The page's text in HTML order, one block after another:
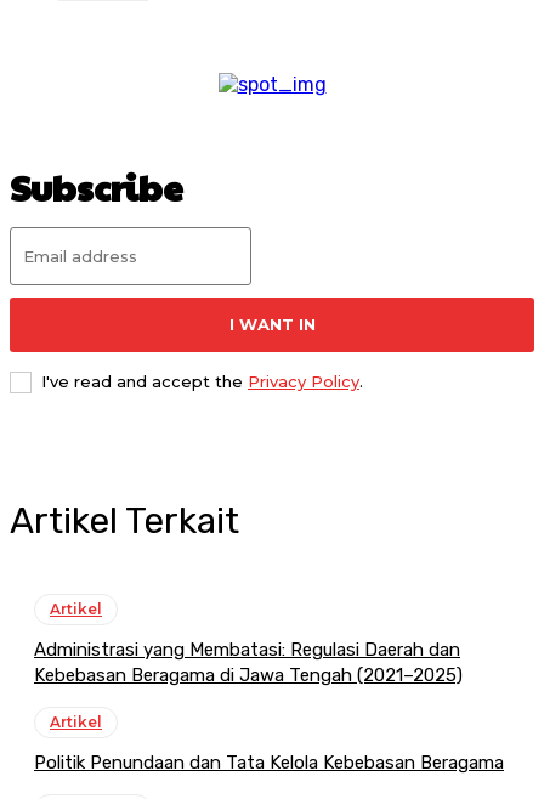
Subscribe
I WANT IN
I've read and accept the Privacy Policy.
Artikel Terkait
Artikel
Administrasi yang Membatasi: Regulasi Daerah dan
Kebebasan Beragama di Jawa Tengah (2021–2025)
Artikel
Politik Penundaan dan Tata Kelola Kebebasan Beragama